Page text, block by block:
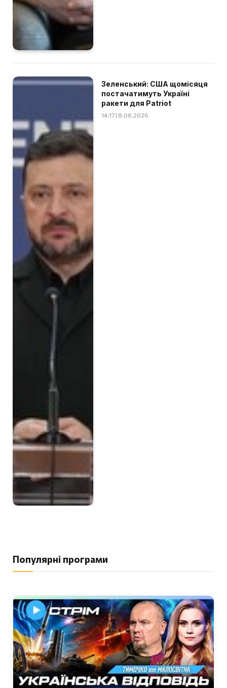
Зеленський: США щомісяця
постачатимуть Україні
ракети для Patriot
14:17 | 8.08.2026
Популярні програми